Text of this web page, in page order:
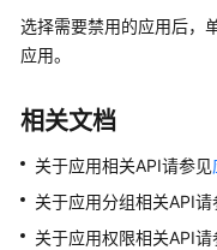
选择需要禁用的应用后，
应用。
相关文档
关于应用相关API请参见
关于应用分组相关API请
关于应用权限相关API请